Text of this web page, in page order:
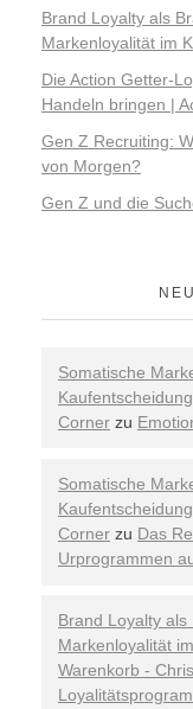
Brand Loyalty als
Markenloyalität im
Die Action Getter-
Handeln bringen |
Gen Z Recruiting:
von Morgen?
Gen Z und die
Somatische
Corner zu
Somatische
Corner zu Das
Urprogrammen
Brand Loyalty
Markenloyalität
Warenkorb -